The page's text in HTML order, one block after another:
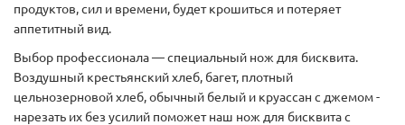
продуктов, сил и времени, будет крошиться и потеряет
аппетитный вид.
Выбор профессионала — специальный нож для бисквита.
Воздушный крестьянский хлеб, багет, плотный
цельнозерновой хлеб, обычный белый и круассан с джемом -
нарезать их без усилий поможет наш нож для бисквита с